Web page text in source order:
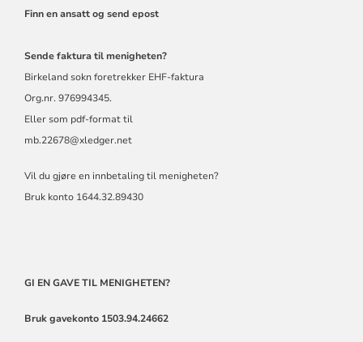
Finn en ansatt og send epost
Sende faktura til menigheten?
Birkeland sokn foretrekker EHF-faktura
Org.nr. 976994345.
Eller som pdf-format til
mb.22678@xledger.net
Vil du gjøre en innbetaling til menigheten?
Bruk konto 1644.32.89430
GI EN GAVE TIL MENIGHETEN?
Bruk gavekonto 1503.94.24662